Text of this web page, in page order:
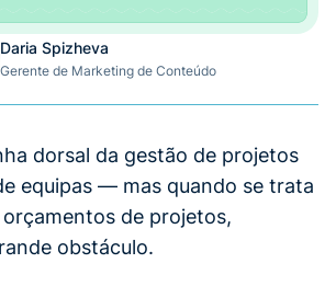
Daria Spizheva
Gerente de Marketing de Conteúdo
dorsal da gestão de projetos
equipas — mas quando se trata
de projetos,
obstáculo.